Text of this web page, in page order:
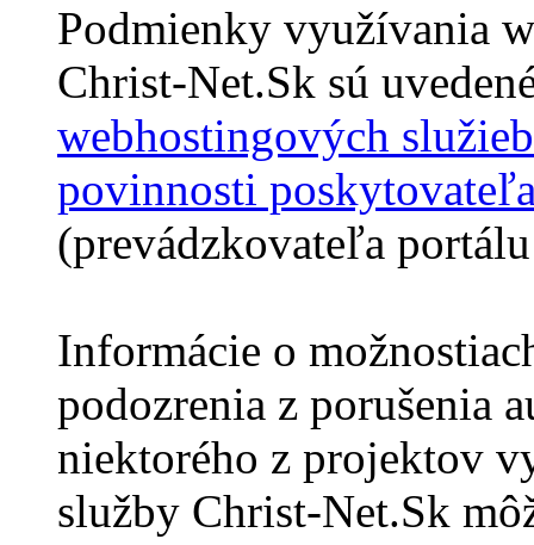
Podmienky využívania
Christ-Net.Sk sú
webhostingových služieb
povinnosti
(prevádzkovateľa
Informácie o
podozrenia z porušenia
niektorého z projektov
služby Christ-Net.Sk